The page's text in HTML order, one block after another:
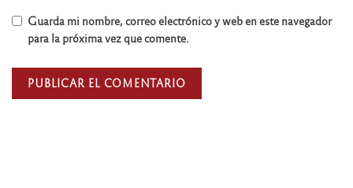
Guarda mi nombre, correo electrónico y web en este navegador
para la próxima vez que comente.